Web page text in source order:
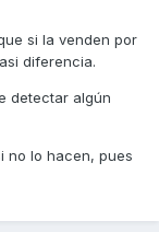
si la venden por
diferencia.
detectar algún
no lo hacen, pues